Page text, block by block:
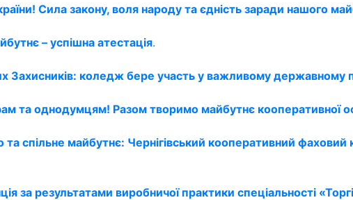
Сила закону, воля народу та єдність заради нашого
– успішна атестація.
Захисників: коледж бере участь у важливому державному
та однодумцям! Разом творимо майбутнє кооперативної
та спільне майбутнє: Чернігівський кооперативний
за результатами виробничої практики спеціальності